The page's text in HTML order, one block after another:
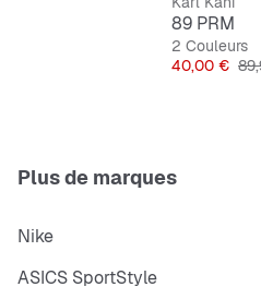
89 PRM
2 Couleurs
Prix
40,00 €
Plus de marques
Nike
ASICS SportStyle